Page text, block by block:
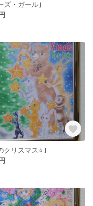
ズ・ガール｣
クリスマス⭐｣